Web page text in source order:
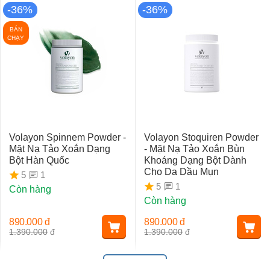
-36%
BÁN
CHẠY
Volayon Spinnem Powder -
Mặt Nạ Tảo Xoắn Dạng
Bột Hàn Quốc
5
1
Còn hàng
1.390.000 đ
890.000 đ
-36%
Volayon Stoquiren Powder
- Mặt Nạ Tảo Xoắn Bùn
Khoáng Dạng Bột Dành
Cho Da Dầu Mụn
5
1
Còn hàng
1.390.000 đ
890.000 đ